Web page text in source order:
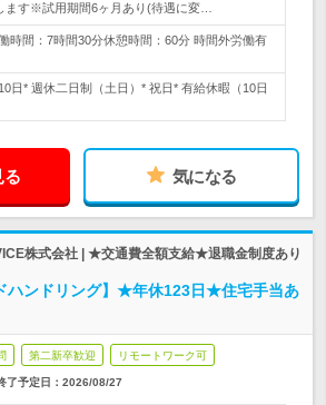
ます※試用期間6ヶ月あり(待遇に変…
時間：7時間30分休憩時間：60分 時間外労働有
日* 週休二日制（土日）* 祝日* 有給休暇（10日
る 気になる
株式会社 | ★交通費全額支給★退職金制度あり
ハンドリング】★年休123日★住宅手当あ
第二新卒歓迎 リモートワーク可
了予定日： 2026/08/27